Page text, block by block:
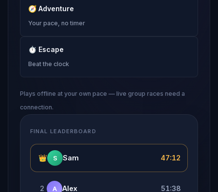
🧭 Adventure
Your pace, no timer
⏱ Escape
Beat the clock
Plays offline at your own pace — live group races need a
connection.
FINAL LEADERBOARD
👑 S Sam 47:12
2 A Alex 51:38